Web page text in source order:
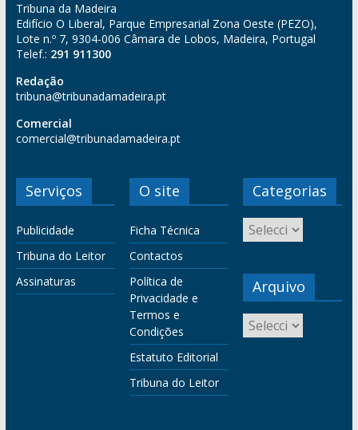
Tribuna da Madeira
Edifício O Liberal, Parque Empresarial Zona Oeste (PEZO),
Lote n.º 7, 9304-006 Câmara de Lobos, Madeira, Portugal
Telef.: 291 911300
Redação
tribuna@tribunadamadeira.pt
Comercial
comercial@tribunadamadeira.pt
Serviços
Publicidade
Tribuna do Leitor
Assinaturas
O site
Ficha Técnica
Contactos
Política de
Privacidade e
Termos e
Condições
Estatuto Editorial
Tribuna do Leitor
Categorias
Arquivo